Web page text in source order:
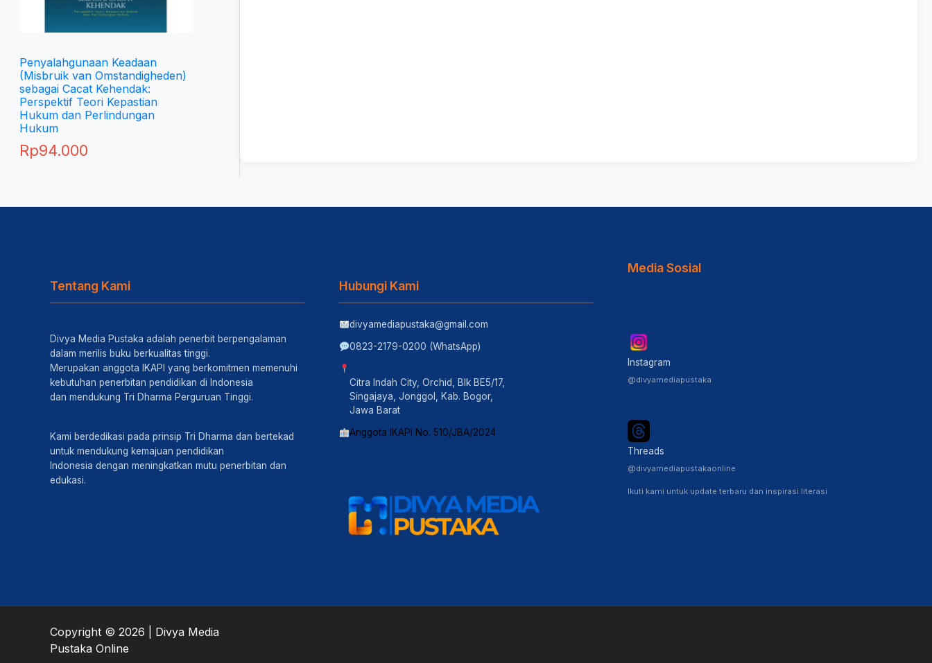
Penyalahgunaan Keadaan
(Misbruik van Omstandigheden)
sebagai Cacat Kehendak:
Perspektif Teori Kepastian
Hukum dan Perlindungan
Hukum
Rp94.000
Tentang Kami
Divya Media Pustaka adalah penerbit berpengalaman
dalam merilis buku berkualitas tinggi.
Merupakan anggota IKAPI yang berkomitmen memenuhi
kebutuhan penerbitan pendidikan di Indonesia
dan mendukung Tri Dharma Perguruan Tinggi.
Kami berdedikasi pada prinsip Tri Dharma dan bertekad
untuk mendukung kemajuan pendidikan
Indonesia dengan meningkatkan mutu penerbitan dan
edukasi.
Hubungi Kami
divyamediapustaka@gmail.com
0823-2179-0200 (WhatsApp)
Citra Indah City, Orchid, Blk BE5/17,
Singajaya, Jonggol, Kab. Bogor,
Jawa Barat
Anggota IKAPI No. 510/JBA/2024
Media Sosial
Instagram
@divyamediapustaka
Threads
@divyamediapustakaonline
Ikuti kami untuk update terbaru dan inspirasi literasi
Copyright © 2026 | Divya Media
Pustaka Online